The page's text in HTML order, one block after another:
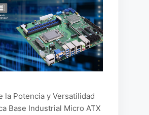
la Potencia y Versatilidad
Base Industrial Micro ATX